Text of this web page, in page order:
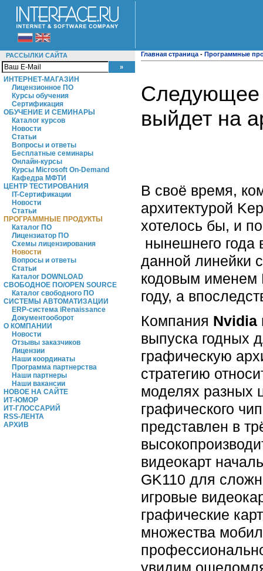
РАССЫЛКИ САЙТА
ИНТЕРНЕТ-МАГАЗИН
Лицензионное ПО
Курсы обучения
Сертификация
ОБУЧЕНИЕ И СЕМИНАРЫ
Каталог курсов
Новости
Статьи
Вопросы и ответы
Бесплатные семинары
Онлайн-курсы
Курсы Microsoft On-Demand
Кафедра МФТИ
ЦЕНТР ТЕСТИРОВАНИЯ
IT-Сертификации
Новости
Статьи
ПРОГРАММНЫЕ ПРОДУКТЫ
Каталог ПО
Лицензиатор ПО
Схемы лицензирования
Новости
Вопросы и ответы
Статьи
Каталог DOWNLOAD
СВОБОДНОЕ ПО/OPEN SOURCE
Каталог свободного ПО
СИСТЕМЫ АВТОМАТИЗАЦИИ
ERP-система iRenaissance
Документооборот
О КОМПАНИИ
Новости
Отзывы заказчиков
Лицензии
Наши координаты
Программа партнерства
Наши партнеры
Наши вакансии
НОВОЕ НА САЙТЕ
ИТ-ЮМОР
ИТ-ГЛОССАРИЙ
RSS-ЛЕНТА
АРХИВ
Главная страница - Программные
Следующее
выйдет на
В своё время,
архитектурой
хотелось бы, и
нынешнего
данной линейки
кодовым именем
году, а
Компания Nvidia
выпуска годных
графическую
стратегию
моделях разных
графического
представлен в
видеокарт
GK110 для
игровые
графические
множества
увидим